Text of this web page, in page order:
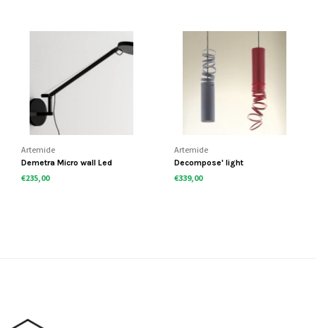
Artemide
Demetra Micro wall Led
€235,00
Artemide
Decompose' light
Hängelampe
€339,00